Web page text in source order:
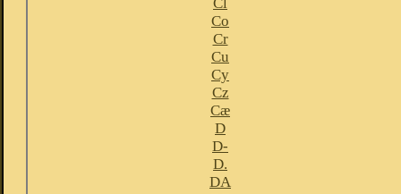
Co
Cr
Cu
Cy
Cz
Cæ
D
D-
D.
DA